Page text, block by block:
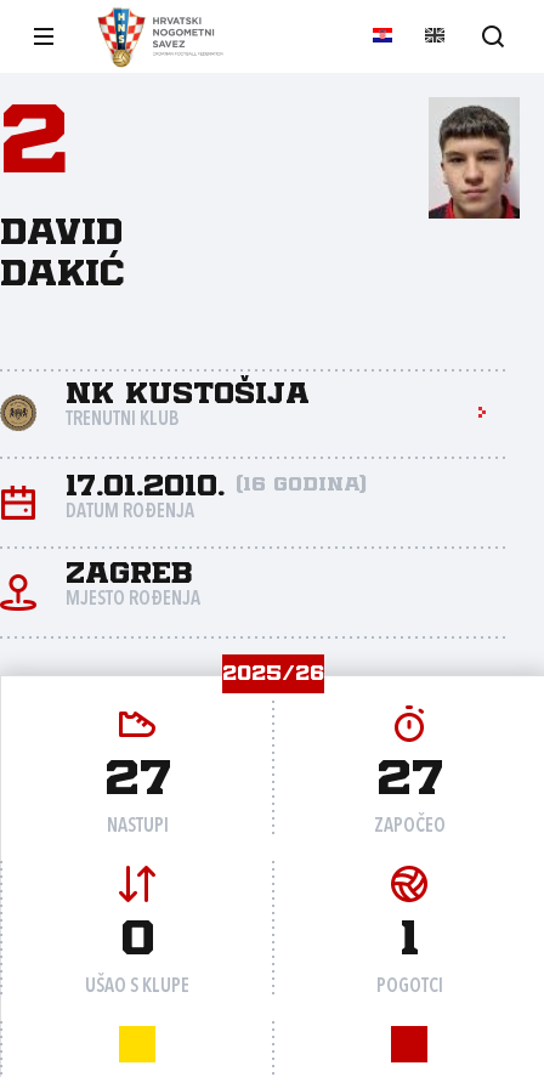
2
David
Dakić
NK Kustošija
TRENUTNI KLUB
17.01.2010. (16 godina)
DATUM ROĐENJA
Zagreb
MJESTO ROĐENJA
2025/26
27
NASTUPI
27
ZAPOČEO
0
UŠAO S KLUPE
1
POGOTCI